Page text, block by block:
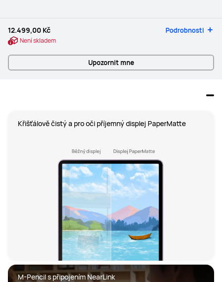
12.499,00 Kč Podrobnosti
Není skladem
Upozornit mne
Křišťálově čistý a pro oči příjemný displej PaperMatte
M-Pencil s připojením NearLink